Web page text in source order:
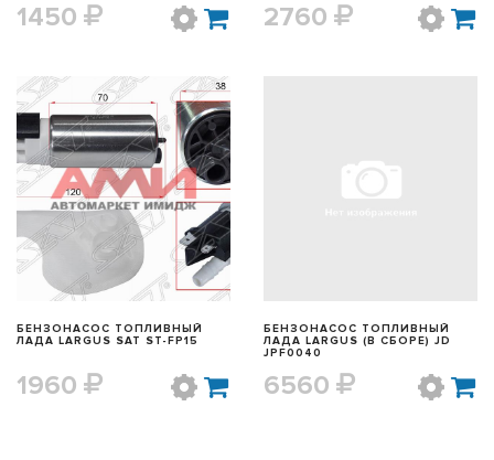
1450 2760
БЫСТРЫЙ ПРОСМОТР
БЕНЗОНАСОС ТОПЛИВНЫЙ
ЛАДА LARGUS SAT ST-FP15
1960
БЕНЗОНАСОС ТОПЛИВНЫЙ
ЛАДА LARGUS (В СБОРЕ) JD
JPF0040
6560